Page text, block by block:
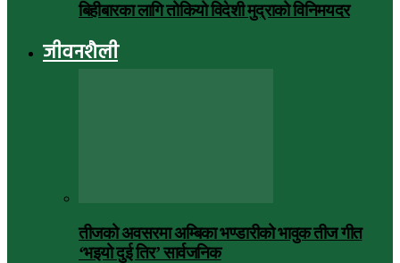
बिहीबारका लागि तोकियो विदेशी मुद्राको विनिमयदर
जीवनशैली
तीजको अवसरमा अम्बिका भण्डारीको भावुक तीज गीत
‘भइयो दुई तिर’ सार्वजनिक